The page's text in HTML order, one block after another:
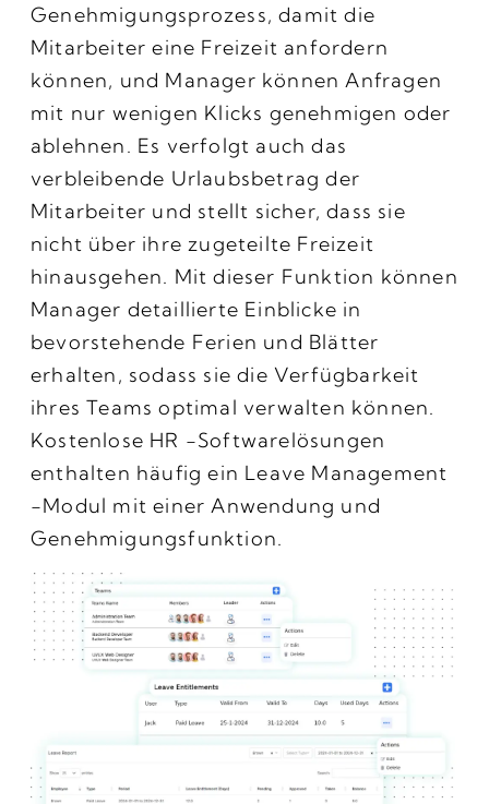
Genehmigungsprozess, damit die
Mitarbeiter eine Freizeit anfordern
können, und Manager können Anfragen
mit nur wenigen Klicks genehmigen oder
ablehnen. Es verfolgt auch das
verbleibende Urlaubsbetrag der
Mitarbeiter und stellt sicher, dass sie
nicht über ihre zugeteilte Freizeit
hinausgehen. Mit dieser Funktion können
Manager detaillierte Einblicke in
bevorstehende Ferien und Blätter
erhalten, sodass sie die Verfügbarkeit
ihres Teams optimal verwalten können.
Kostenlose HR -Softwarelösungen
enthalten häufig ein Leave Management
-Modul mit einer Anwendung und
Genehmigungsfunktion.